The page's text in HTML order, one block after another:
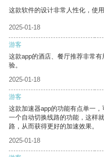
这款软件的设计非常人性化，使
2025-01-18
游客
这款app的酒店、餐厅推荐非常
验。
2025-01-18
游客
这款加速器app的功能有点单一
一个自动切换线路的功能，这样
路，从而获得更好的加速效果。
2025-01-18